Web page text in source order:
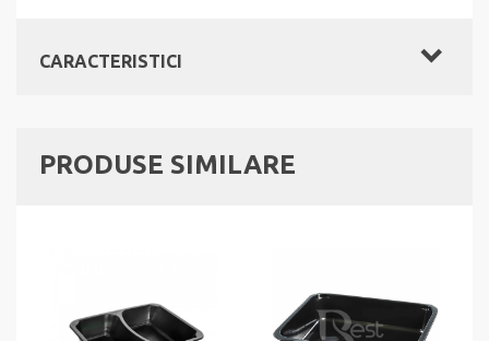
CARACTERISTICI
PRODUSE SIMILARE